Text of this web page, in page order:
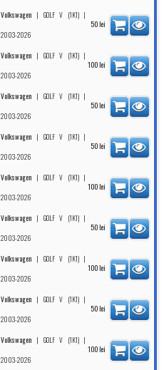
Volkswagen | GOLF V (1K1)|
2003-2026
50 lei
Volkswagen | GOLF V (1K1)|
2003-2026
100 lei
Volkswagen | GOLF V (1K1)|
2003-2026
50 lei
Volkswagen | GOLF V (1K1)|
2003-2026
50 lei
Volkswagen | GOLF V (1K1)|
2003-2026
100 lei
Volkswagen | GOLF V (1K1)|
2003-2026
50 lei
Volkswagen | GOLF V (1K1)|
2003-2026
100 lei
Volkswagen | GOLF V (1K1)|
2003-2026
50 lei
Volkswagen | GOLF V (1K1)|
2003-2026
100 lei